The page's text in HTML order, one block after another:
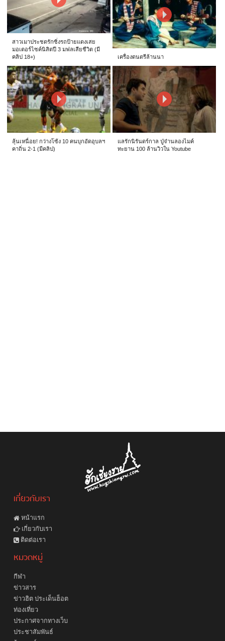
สาวเมาประชดรักซิ่งรถป้ายแดงเสย
มอเตอร์ไซค์นิสิตปี 3 มฟลเสียชีวิต (มี
คลิป 18+)
เครื่องดนตรีล้านนา
ลุ้นเหนื่อย! กว่างโซ้ง 10 คนบุกอัดอุบลฯ
คาถิ่น 2-1 (มีคลิป)
แลรักนิรันดร์กาล ปู่จ๋านลองไมค์
ทะยาน 100 ล้านวิวใน Youtube
เกี่ยวกับเรา
หน้าแรก
เกี่ยวกับเรา
ติดต่อเรา
หมวดหมู่
กีฬา
ข่าวสาร
ข่าวฮิต ประเด็นฮ็อต
ท่องเที่ยว
ประกาศจากทางเว็บ
ประชาสัมพันธ์